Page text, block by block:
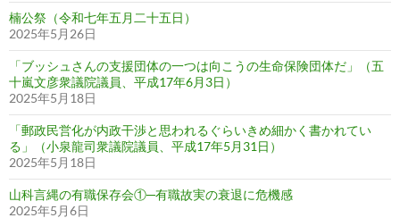
楠公祭（令和七年五月二十五日）
2025年5月26日
「ブッシュさんの支援団体の一つは向こうの生命保険団体だ」（五
十嵐文彦衆議院議員、平成17年6月3日）
2025年5月18日
「郵政民営化が内政干渉と思われるぐらいきめ細かく書かれてい
る」（小泉龍司衆議院議員、平成17年5月31日）
2025年5月18日
山科言縄の有職保存会①─有職故実の衰退に危機感
2025年5月6日